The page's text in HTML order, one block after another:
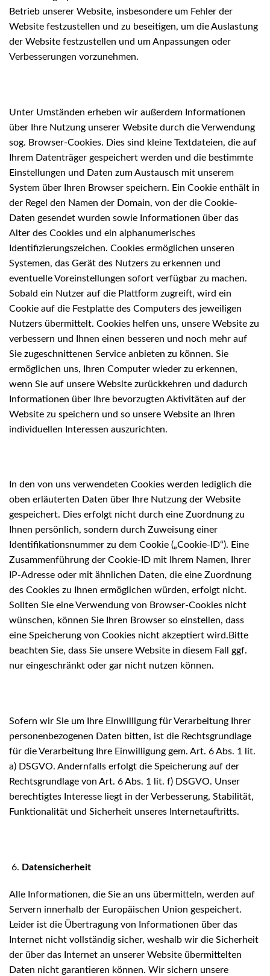
Betrieb unserer Website, insbesondere um Fehler der
Website festzustellen und zu beseitigen, um die Auslastung
der Website festzustellen und um Anpassungen oder
Verbesserungen vorzunehmen.
Unter Umständen erheben wir außerdem Informationen
über Ihre Nutzung unserer Website durch die Verwendung
sog. Browser-Cookies. Dies sind kleine Textdateien, die auf
Ihrem Datenträger gespeichert werden und die bestimmte
Einstellungen und Daten zum Austausch mit unserem
System über Ihren Browser speichern. Ein Cookie enthält in
der Regel den Namen der Domain, von der die Cookie-
Daten gesendet wurden sowie Informationen über das
Alter des Cookies und ein alphanumerisches
Identifizierungszeichen. Cookies ermöglichen unseren
Systemen, das Gerät des Nutzers zu erkennen und
eventuelle Voreinstellungen sofort verfügbar zu machen.
Sobald ein Nutzer auf die Plattform zugreift, wird ein
Cookie auf die Festplatte des Computers des jeweiligen
Nutzers übermittelt. Cookies helfen uns, unsere Website zu
verbessern und Ihnen einen besseren und noch mehr auf
Sie zugeschnittenen Service anbieten zu können. Sie
ermöglichen uns, Ihren Computer wieder zu erkennen,
wenn Sie auf unsere Website zurückkehren und dadurch
Informationen über Ihre bevorzugten Aktivitäten auf der
Website zu speichern und so unsere Website an Ihren
individuellen Interessen auszurichten.
In den von uns verwendeten Cookies werden lediglich die
oben erläuterten Daten über Ihre Nutzung der Website
gespeichert. Dies erfolgt nicht durch eine Zuordnung zu
Ihnen persönlich, sondern durch Zuweisung einer
Identifikationsnummer zu dem Cookie („Cookie-ID“). Eine
Zusammenführung der Cookie-ID mit Ihrem Namen, Ihrer
IP-Adresse oder mit ähnlichen Daten, die eine Zuordnung
des Cookies zu Ihnen ermöglichen würden, erfolgt nicht.
Sollten Sie eine Verwendung von Browser-Cookies nicht
wünschen, können Sie Ihren Browser so einstellen, dass
eine Speicherung von Cookies nicht akzeptiert wird.Bitte
beachten Sie, dass Sie unsere Website in diesem Fall ggf.
nur eingeschränkt oder gar nicht nutzen können.
Sofern wir Sie um Ihre Einwilligung für Verarbeitung Ihrer
personenbezogenen Daten bitten, ist die Rechtsgrundlage
für die Verarbeitung Ihre Einwilligung gem. Art. 6 Abs. 1 lit.
a) DSGVO. Andernfalls erfolgt die Speicherung auf der
Rechtsgrundlage von Art. 6 Abs. 1 lit. f) DSGVO. Unser
berechtigtes Interesse liegt in der Verbesserung, Stabilität,
Funktionalität und Sicherheit unseres Internetauftritts.
Datensicherheit
Alle Informationen, die Sie an uns übermitteln, werden auf
Servern innerhalb der Europäischen Union gespeichert.
Leider ist die Übertragung von Informationen über das
Internet nicht vollständig sicher, weshalb wir die Sicherheit
der über das Internet an unserer Website übermittelten
Daten nicht garantieren können. Wir sichern unsere